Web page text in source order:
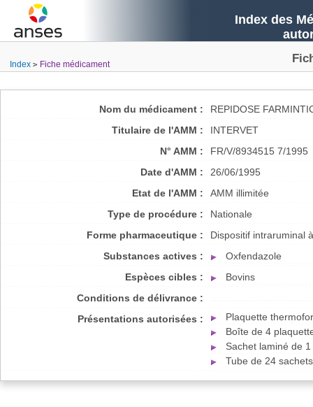
Index des
Index Fiche médicament
Nom du médicament :
REPIDOSE
Titulaire de l'AMM :
INTERVET
N° AMM :
FR/V/8934515 7/1995
Date d'AMM :
26/06/1995
Etat de l'AMM :
AMM illimitée
Type de procédure :
Nationale
Forme pharmaceutique :
Dispositif intraruminal
Substances actives :
Oxfendazole
Espèces cibles :
Bovins
Conditions de délivrance :
Présentations autorisées :
Plaquette
Boîte de 4
Sachet laminé de
Tube de 24